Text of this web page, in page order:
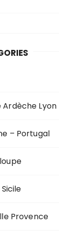
Ardèche Lyon
– Portugal
Provence